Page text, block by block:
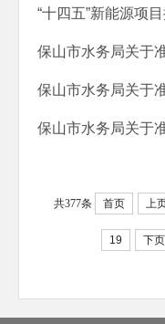
共377条 首页 上
19 下页